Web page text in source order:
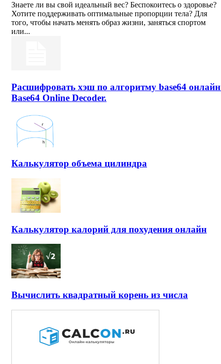
Знаете ли вы свой идеальный вес? Беспокоитесь о здоровье?
Хотите поддерживать оптимальные пропорции тела? Для
того, чтобы начать менять образ жизни, заняться спортом
или...
Расшифровать хэш по алгоритму base64
Base64 Online Decoder.
Калькулятор объема цилиндра
Калькулятор калорий для похудения онлайн
Вычислить квадратный корень из числа